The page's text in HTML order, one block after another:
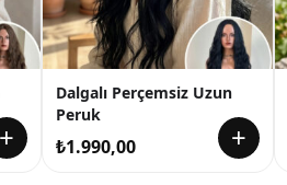
+
Dalgalı Perçemsiz Uzun
Peruk
₺1.990,00 +